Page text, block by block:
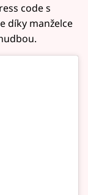
code s
díky manželce